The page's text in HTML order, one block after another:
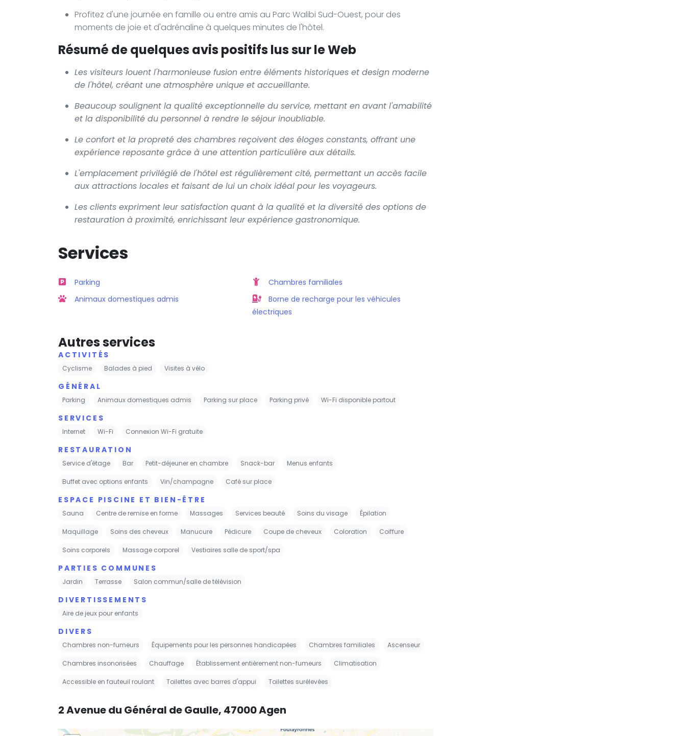
Profitez d'une journée en famille ou entre amis au Parc Walibi Sud-Ouest, pour des
moments de joie et d'adrénaline à quelques minutes de l'hôtel.
Résumé de quelques avis positifs lus sur le Web
Les visiteurs louent l'harmonieuse fusion entre éléments historiques et design moderne
de l'hôtel, créant une atmosphère unique et accueillante.
Beaucoup soulignent la qualité exceptionnelle du service, mettant en avant l'amabilité
et la disponibilité du personnel à rendre le séjour inoubliable.
Le confort et la propreté des chambres reçoivent des éloges constants, offrant une
expérience reposante grâce à une attention particulière aux détails.
L'emplacement privilégié de l'hôtel est régulièrement cité, permettant un accès facile
aux attractions locales et faisant de lui un choix idéal pour les voyageurs.
Les clients expriment leur satisfaction quant à la qualité et la diversité des options de
restauration à proximité, enrichissant leur expérience gastronomique.
Services
Parking
Animaux domestiques admis
Chambres familiales
Borne de recharge pour les véhicules
électriques
Autres services
ACTIVITÉS
Cyclisme Balades à pied Visites à vélo
GÉNÉRAL
Parking Animaux domestiques admis Parking sur place Parking privé Wi-Fi disponible partout
SERVICES
Internet Wi-Fi Connexion Wi-Fi gratuite
RESTAURATION
Service d'étage Bar Petit-déjeuner en chambre Snack-bar Menus enfants
Buffet avec options enfants Vin/champagne Café sur place
ESPACE PISCINE ET BIEN-ÊTRE
Sauna Centre de remise en forme Massages Services beauté Soins du visage Épilation
Maquillage Soins des cheveux Manucure Pédicure Coupe de cheveux Coloration Coiffure
Soins corporels Massage corporel Vestiaires salle de sport/spa
PARTIES COMMUNES
Jardin Terrasse Salon commun/salle de télévision
DIVERTISSEMENTS
Aire de jeux pour enfants
DIVERS
Chambres non-fumeurs Équipements pour les personnes handicapées Chambres familiales Ascenseur
Chambres insonorisées Chauffage Établissement entièrement non-fumeurs Climatisation
Accessible en fauteuil roulant Toilettes avec barres d'appui Toilettes surélevées
2 Avenue du Général de Gaulle, 47000 Agen